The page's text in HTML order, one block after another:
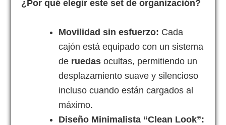
¿Por qué elegir este set de organización?
Movilidad sin esfuerzo: Cada
cajón está equipado con un sistema
de ruedas ocultas, permitiendo un
desplazamiento suave y silencioso
incluso cuando están cargados al
máximo.
Diseño Minimalista “Clean Look”: